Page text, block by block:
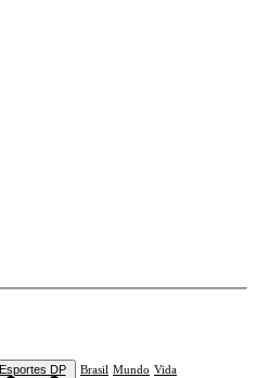
Esportes DP Brasil Mundo Vida